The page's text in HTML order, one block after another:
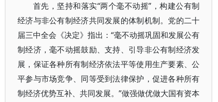
首先，坚持和落实“两个毫不动摇”，构建公有制
经济与非公有制经济共同发展的体制机制。党的二十
届三中全会《决定》指出：“毫不动摇巩固和发展公有
制经济，毫不动摇鼓励、支持、引导非公有制经济发
展，保证各种所有制经济依法平等使用生产要素、公
平参与市场竞争、同等受到法律保护，促进各种所有
制经济优势互补、共同发展。”做强做优做大国有资本